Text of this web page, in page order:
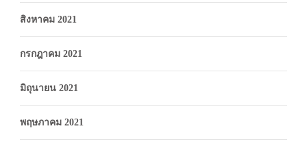
สิงหาคม 2021
กรกฎาคม 2021
มิถุนายน 2021
พฤษภาคม 2021